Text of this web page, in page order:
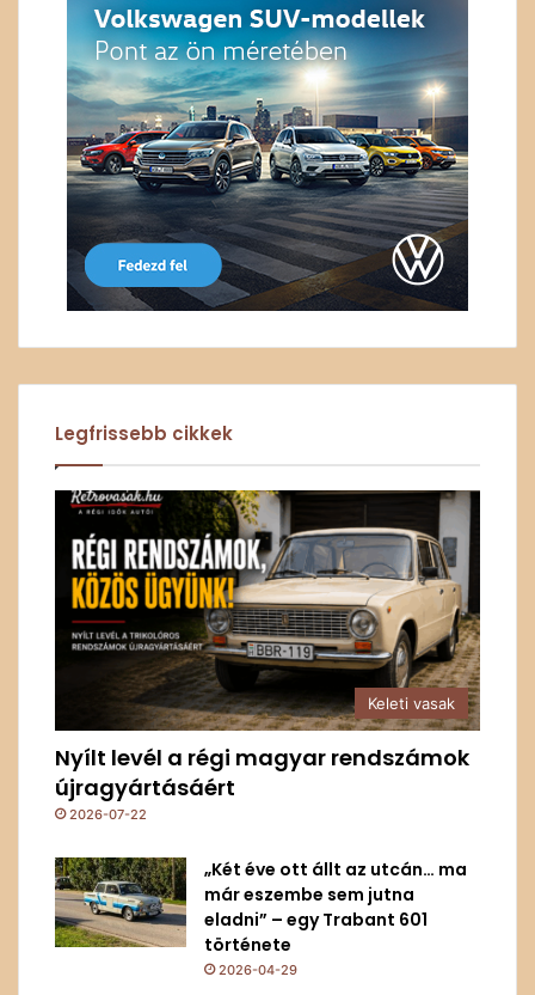
Legfrissebb cikkek
Keleti vasak
Nyílt levél a régi magyar rendszámok
újragyártásáért
2026-07-22
„Két éve ott állt az utcán… ma
már eszembe sem jutna
eladni” – egy Trabant 601
története
2026-04-29